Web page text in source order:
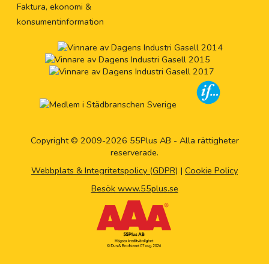
Faktura, ekonomi &
konsumentinformation
Copyright © 2009-2026 55Plus AB - Alla rättigheter
reserverade.
Webbplats & Integritetspolicy (GDPR) | Cookie Policy
Besök www.55plus.se